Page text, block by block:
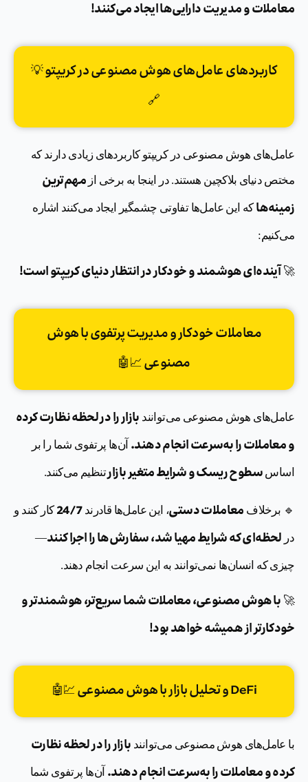
معاملات و مدیریت دارایی‌ها ایجاد می‌کنند!
کاربردهای عامل‌های هوش مصنوعی در کریپتو 💡
🔗
عامل‌های هوش مصنوعی در کریپتو کاربردهای زیادی دارند که
مختص دنیای بلاکچین هستند. در اینجا به برخی از مهم‌ترین
زمینه‌ها که این عامل‌ها تفاوتی چشمگیر ایجاد می‌کنند اشاره
می‌کنیم:
🚀 آینده‌ای هوشمند و خودکار در انتظار دنیای کریپتو است!
معاملات خودکار و مدیریت پرتفوی با هوش
مصنوعی 📈🤖
عامل‌های هوش مصنوعی می‌توانند بازار را در لحظه نظارت کرده
و معاملات را به‌سرعت انجام دهند. آن‌ها پرتفوی شما را بر
اساس سطوح ریسک و شرایط متغیر بازارتنظیم می‌کنند.
🔹 برخلاف معاملات دستی، این عامل‌ها قادرند24/7 کار کنند و
در لحظه‌ای که شرایط مهیا شد، سفارش‌ها را اجرا کنند—
چیزی که انسان‌ها نمی‌توانند به این سرعت انجام دهند.
🚀 با هوش مصنوعی، معاملات شما سریع‌تر، هوشمندتر و
خودکارتر از همیشه خواهد بود!
DeFi و تحلیل بازار با هوش مصنوعی 💹🤖
با عامل‌های هوش مصنوعی می‌توانند بازار را در لحظه نظارت
کرده و معاملات را به‌سرعت انجام دهند. آن‌ها پرتفوی شما